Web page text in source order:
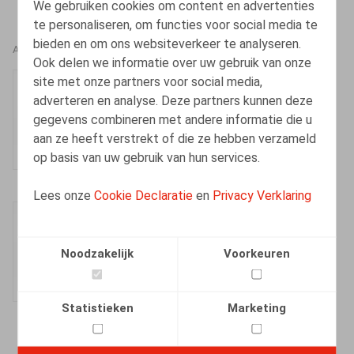
We gebruiken cookies om content en advertenties
te personaliseren, om functies voor social media te
bieden en om ons websiteverkeer te analyseren.
Ook delen we informatie over uw gebruik van onze
site met onze partners voor social media,
adverteren en analyse. Deze partners kunnen deze
gegevens combineren met andere informatie die u
aan ze heeft verstrekt of die ze hebben verzameld
op basis van uw gebruik van hun services.
Lees onzeCookie Declaratie en Privacy Verklaring
Noodzakelijk Voorkeuren
Statistieken Marketing
AUTEURS
Nele Gysemans
Senior Associate